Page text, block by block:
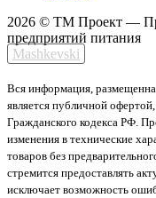
2026 © ТМ Проект —
предприятий питания
Mashkevski
Вся информация,
является публичной
Гражданского кодекса РФ.
изменения в технические
товаров без
стремится предоставлять
исключает возможность